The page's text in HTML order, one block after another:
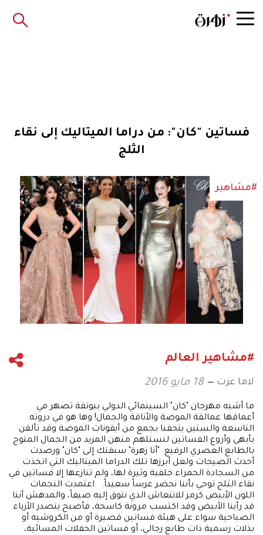
فساتين "كان": من دراما الميتاليك إلى نقاء
الثلج
#مشاهير
#مشاهير العالم
لاما عزت 18 مايو 2016
ما أشبه مهرجان "كان" السينمائي الدولي ببوتقة تصهر في
أعماقها عمالقة الموضة والأناقة والجمال! وها هو في دروته
التاسعة والستين يتحفنا بجمع من أيقونات الموضة وقد تألقن
بأبهى وأروع الفساتين لنستلهم منهن المزيد من الجمال المتوج
بالطابع العصري الرفيع. "أنا زهرة" سبقتك إلى "كان" ورصدت
أحدث الصيحات ولعل أبرزها تلك الدراما الميتاليك التي اتخذت
من السجادة الحمراء خلفية وثيرة لها، ولم تنازعها إلا فساتين في
نقاء الثلج توحي بأننا نحضر عرساً سعيداً. اعتمدت النجمات
اللون الأبيض كرمز للانتعاش الذي نتوق إليه صيفاً، والمدهش أننا
قد رأينا الأبيض وقد اكتسب مرونة كاسحة، فأصبح يتصدر الأزياء
الصباحية سواء على هيئة فساتين قصيرة أو من الكروشيه أو
بذلات رسمية ذات طابع رجالي، أو فساتين الحفلات المسائية،